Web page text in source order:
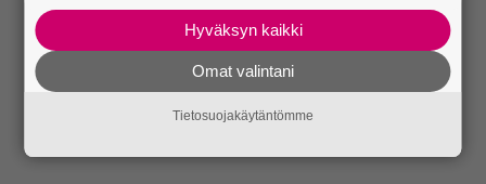
Hyväksyn kaikki
Omat valintani
Tietosuojakäytäntömme